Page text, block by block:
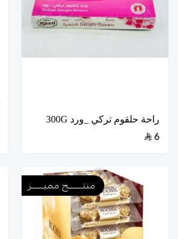
راحة حلقوم تركي _ورد 300G
6
منتــــــــج مميـــــــز